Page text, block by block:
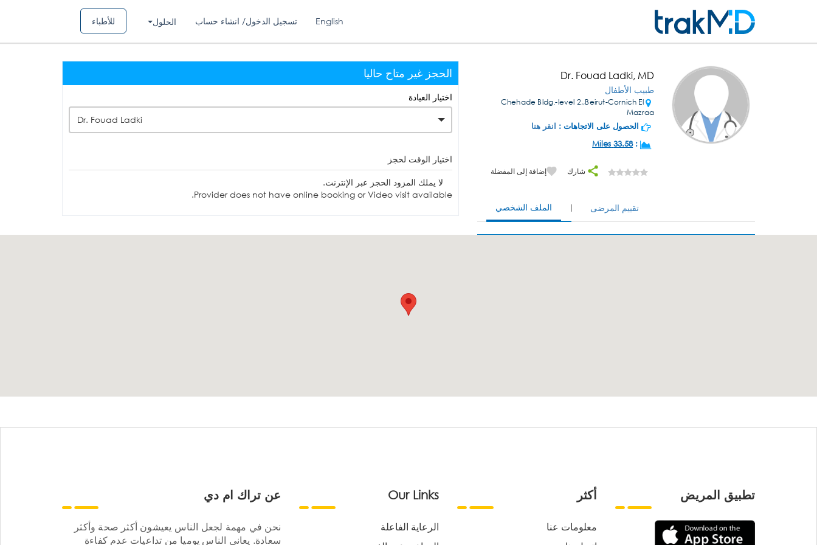
للأطباء الحلول تسجيل الدخول/ انشاء حساب English
Dr. Fouad Ladki, MD
طبيب الأطفال
Chehade Bldg.-level 2,,Beirut-Cornich El
Mazraa
الحصول على الاتجاهات : انقر هنا
:
33.58 Miles
شارك إضافة إلى المفضلة
الملف الشخصي تقييم المرضى
الحجز غير متاح حاليا
اختيار العيادة
Dr. Fouad Ladki
اختيار الوقت لحجز
لا يملك المزود الحجز عبر الإنترنت.
Provider does not have online booking or Video visit available.
عن تراك ام دي
نحن في مهمة لجعل الناس يعيشون أكثر صحة وأكثر
سعادة. يعاني الناس يوميا من تداعيات عدم كفاءة
Our Links
الرعاية الفاعلة
أكثر
معلومات عنا
تطبيق المريض